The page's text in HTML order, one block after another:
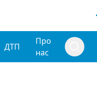
ДТП
Про
нас